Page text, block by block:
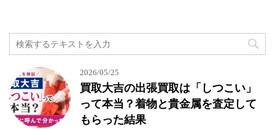
2026/05/25
買取大吉の出張買取は「しつこい」
って本当？着物と貴金属を査定して
もらった結果